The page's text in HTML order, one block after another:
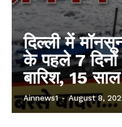
दिल्ली में
के पहले 7 दिनों
बारिश, 15 साल
Ainnews1 - August 8,